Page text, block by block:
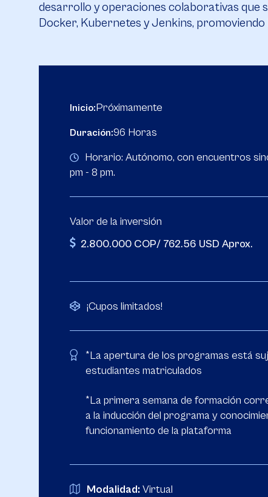
desarrollo y operaciones colaborativas que
Docker, Kubernetes y Jenkins,
Inicio:Próximamente
Duración:96 Horas
Horario: Autónomo, con encuentros
pm - 8 pm.
Valor de la inversión
2.800.000 COP/ 762.56 USD Aprox.
¡Cupos limitados!
*La apertura de los programas está
estudiantes matriculados
*La primera semana de formación
a la inducción del programa y
funcionamiento de la plataforma
Modalidad: Virtual